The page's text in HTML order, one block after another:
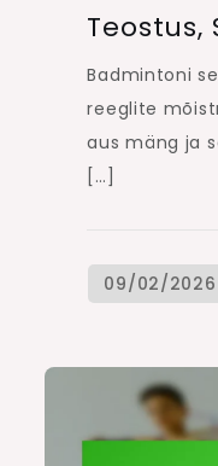
Teostus,
Badmintoni
reeglite
aus mäng ja
[…]